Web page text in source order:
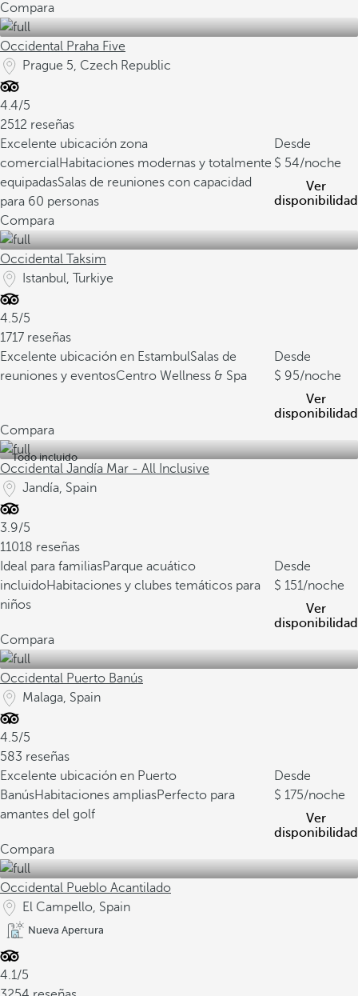
Compara
Occidental Praha Five
Prague 5, Czech Republic
4.4/5
2512 reseñas
Excelente ubicación zona
comercialHabitaciones modernas y totalmente
equipadasSalas de reuniones con capacidad
para 60 personas
Desde
54/noche
Ver
disponibilidad
Compara
Occidental Taksim
Istanbul, Turkiye
4.5/5
1717 reseñas
Excelente ubicación en EstambulSalas de
reuniones y eventosCentro Wellness & Spa
Desde
95/noche
Ver
disponibilidad
Compara
Todo incluido
Occidental Jandía Mar - All Inclusive
Jandía, Spain
3.9/5
11018 reseñas
Ideal para familiasParque acuático
incluidoHabitaciones y clubes temáticos para
niños
Desde
151/noche
Ver
disponibilidad
Compara
Occidental Puerto Banús
Malaga, Spain
4.5/5
583 reseñas
Excelente ubicación en Puerto
BanúsHabitaciones ampliasPerfecto para
amantes del golf
Desde
175/noche
Ver
disponibilidad
Compara
Occidental Pueblo Acantilado
El Campello, Spain
Nueva Apertura
4.1/5